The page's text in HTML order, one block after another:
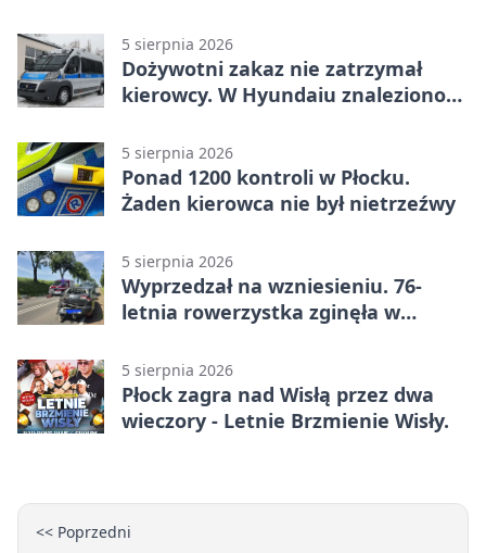
5 sierpnia 2026
Dożywotni zakaz nie zatrzymał
kierowcy. W Hyundaiu znaleziono
5 sierpnia 2026
Ponad 1200 kontroli w Płocku.
Żaden kierowca nie był nietrzeźwy
5 sierpnia 2026
Wyprzedzał na wzniesieniu. 76-
letnia rowerzystka zginęła w
5 sierpnia 2026
Płock zagra nad Wisłą przez dwa
wieczory - Letnie Brzmienie Wisły.
<< Poprzedni